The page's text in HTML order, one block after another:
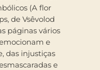
(A flor
de Vsêvolod
páginas vários
e
das injustiças
e